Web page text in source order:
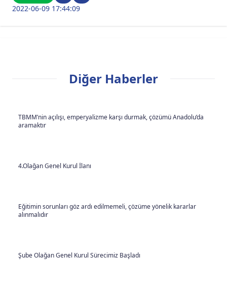
2022-06-09 17:44:09
Diğer Haberler
TBMM’nin açılışı, emperyalizme karşı durmak, çözümü Anadolu’da
aramaktır
4.Olağan Genel Kurul İlanı
Eğitimin sorunları göz ardı edilmemeli, çözüme yönelik kararlar
alınmalıdır
Şube Olağan Genel Kurul Sürecimiz Başladı